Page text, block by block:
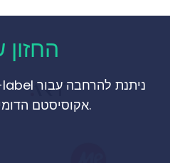
החזון
אקוסיסטם הדומיינים הגלובלי.